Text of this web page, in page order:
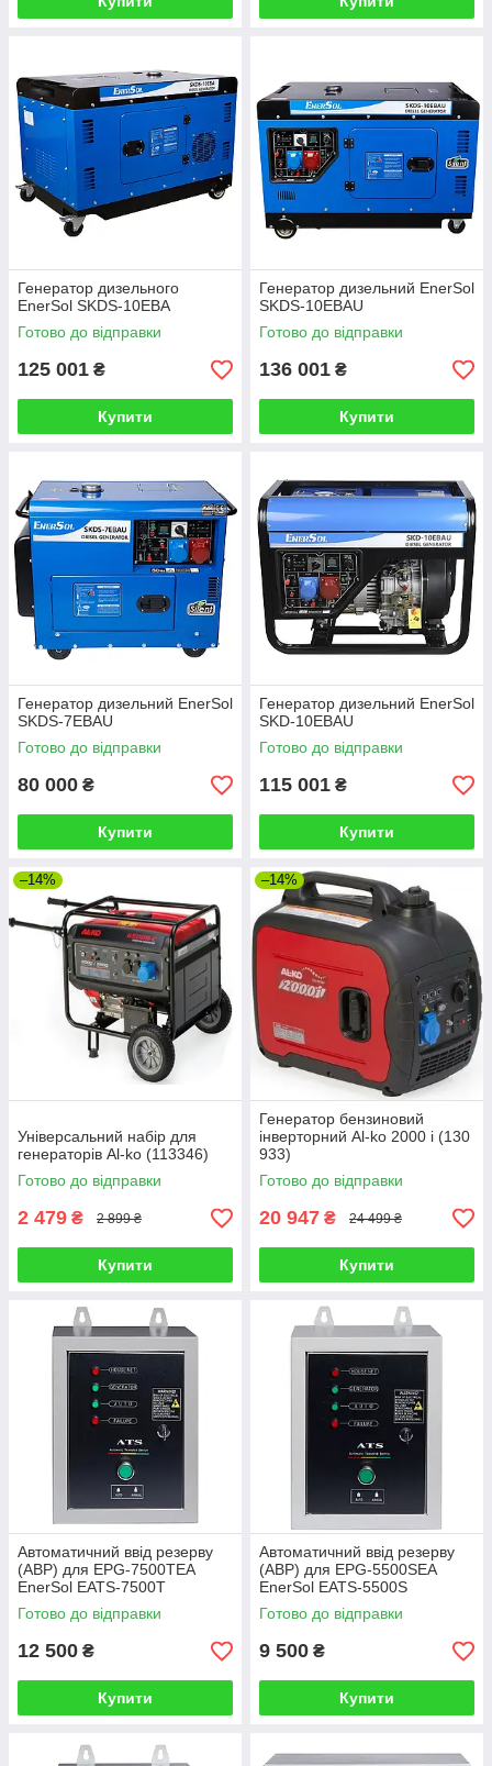
Генератор дизельного
EnerSol SKDS-10EBA
Готово до відправки
125 001 ₴
Купити
Генератор дизельний EnerSol
SKDS-10EBAU
Готово до відправки
136 001 ₴
Купити
Генератор дизельний EnerSol
SKDS-7EBAU
Готово до відправки
80 000 ₴
Купити
Генератор дизельний EnerSol
SKD-10EBAU
Готово до відправки
115 001 ₴
Купити
–14%
Універсальний набір для
генераторів Al-ko (113346)
Готово до відправки
2 479 ₴ 2 899 ₴
Купити
–14%
Генератор бензиновий
інверторний Al-ko 2000 i (130
933)
Готово до відправки
20 947 ₴ 24 499 ₴
Купити
Автоматичний ввід резерву
(АВР) для EPG-7500TEA
EnerSol EATS-7500T
Готово до відправки
12 500 ₴
Купити
Автоматичний ввід резерву
(АВР) для EPG-5500SEA
EnerSol EATS-5500S
Готово до відправки
9 500 ₴
Купити